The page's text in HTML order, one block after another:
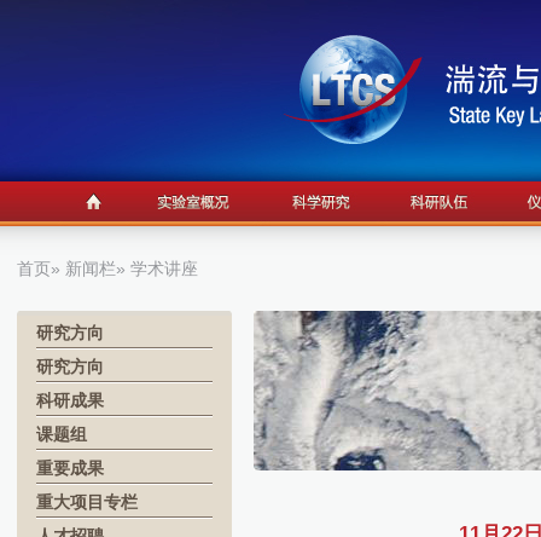
首页» 新闻栏» 学术讲座
研究方向
研究方向
科研成果
课题组
重要成果
重大项目专栏